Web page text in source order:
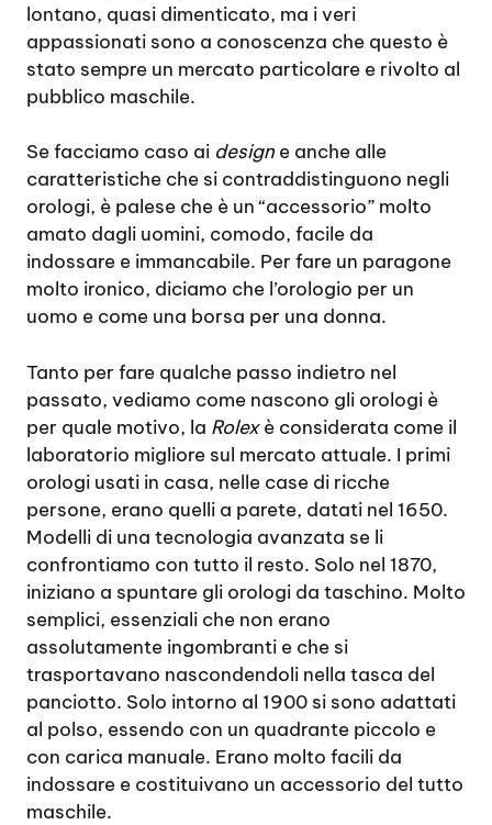
lontano, quasi dimenticato, ma i veri
appassionati sono a conoscenza che questo è
stato sempre un mercato particolare e rivolto al
pubblico maschile.
Se facciamo caso ai design e anche alle
caratteristiche che si contraddistinguono negli
orologi, è palese che è un “accessorio” molto
amato dagli uomini, comodo, facile da
indossare e immancabile. Per fare un paragone
molto ironico, diciamo che l’orologio per un
uomo e come una borsa per una donna.
Tanto per fare qualche passo indietro nel
passato, vediamo come nascono gli orologi è
per quale motivo, la Rolexè considerata come il
laboratorio migliore sul mercato attuale. I primi
orologi usati in casa, nelle case di ricche
persone, erano quelli a parete, datati nel 1650.
Modelli di una tecnologia avanzata se li
confrontiamo con tutto il resto. Solo nel 1870,
iniziano a spuntare gli orologi da taschino. Molto
semplici, essenziali che non erano
assolutamente ingombranti e che si
trasportavano nascondendoli nella tasca del
panciotto. Solo intorno al 1900 si sono adattati
al polso, essendo con un quadrante piccolo e
con carica manuale. Erano molto facili da
indossare e costituivano un accessorio del tutto
maschile.